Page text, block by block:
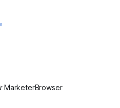
MarketerBrowser